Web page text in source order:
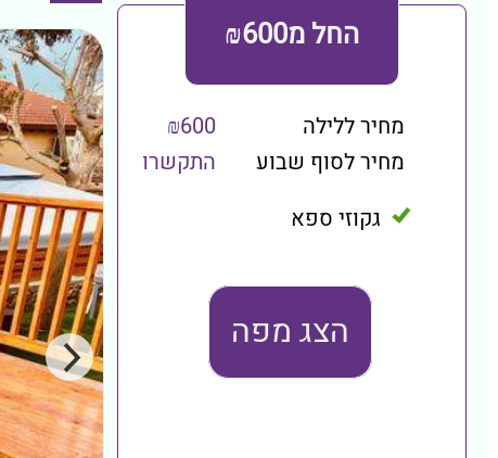
החל מ₪600
מחיר ללילה
₪600
מחיר לסוף שבוע
התקשרו
גקוזי ספא
הצג מפה